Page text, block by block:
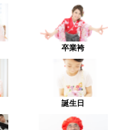
卒業袴
誕生日